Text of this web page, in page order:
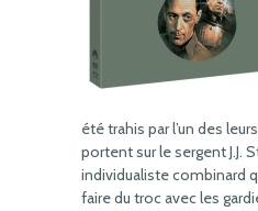
été trahis par l’un des
portent sur le sergent J.J.
individualiste combinard
faire du troc avec les